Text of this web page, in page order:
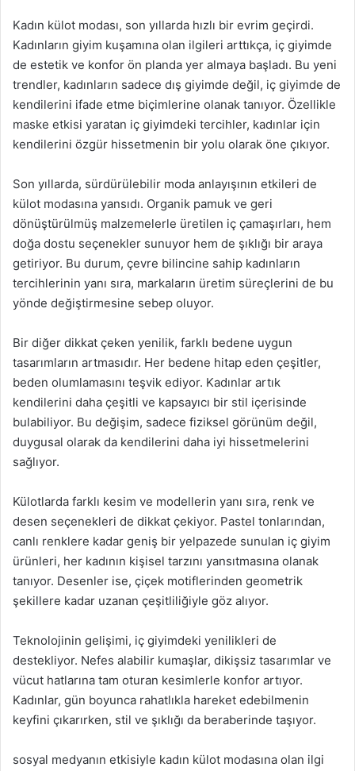
Kadın külot modası, son yıllarda hızlı bir evrim geçirdi.
Kadınların giyim kuşamına olan ilgileri arttıkça, iç giyimde
de estetik ve konfor ön planda yer almaya başladı. Bu yeni
trendler, kadınların sadece dış giyimde değil, iç giyimde de
kendilerini ifade etme biçimlerine olanak tanıyor. Özellikle
maske etkisi yaratan iç giyimdeki tercihler, kadınlar için
kendilerini özgür hissetmenin bir yolu olarak öne çıkıyor.
Son yıllarda, sürdürülebilir moda anlayışının etkileri de
külot modasına yansıdı. Organik pamuk ve geri
dönüştürülmüş malzemelerle üretilen iç çamaşırları, hem
doğa dostu seçenekler sunuyor hem de şıklığı bir araya
getiriyor. Bu durum, çevre bilincine sahip kadınların
tercihlerinin yanı sıra, markaların üretim süreçlerini de bu
yönde değiştirmesine sebep oluyor.
Bir diğer dikkat çeken yenilik, farklı bedene uygun
tasarımların artmasıdır. Her bedene hitap eden çeşitler,
beden olumlamasını teşvik ediyor. Kadınlar artık
kendilerini daha çeşitli ve kapsayıcı bir stil içerisinde
bulabiliyor. Bu değişim, sadece fiziksel görünüm değil,
duygusal olarak da kendilerini daha iyi hissetmelerini
sağlıyor.
Külotlarda farklı kesim ve modellerin yanı sıra, renk ve
desen seçenekleri de dikkat çekiyor. Pastel tonlarından,
canlı renklere kadar geniş bir yelpazede sunulan iç giyim
ürünleri, her kadının kişisel tarzını yansıtmasına olanak
tanıyor. Desenler ise, çiçek motiflerinden geometrik
şekillere kadar uzanan çeşitliliğiyle göz alıyor.
Teknolojinin gelişimi, iç giyimdeki yenilikleri de
destekliyor. Nefes alabilir kumaşlar, dikişsiz tasarımlar ve
vücut hatlarına tam oturan kesimlerle konfor artıyor.
Kadınlar, gün boyunca rahatlıkla hareket edebilmenin
keyfini çıkarırken, stil ve şıklığı da beraberinde taşıyor.
sosyal medyanın etkisiyle kadın külot modasına olan ilgi